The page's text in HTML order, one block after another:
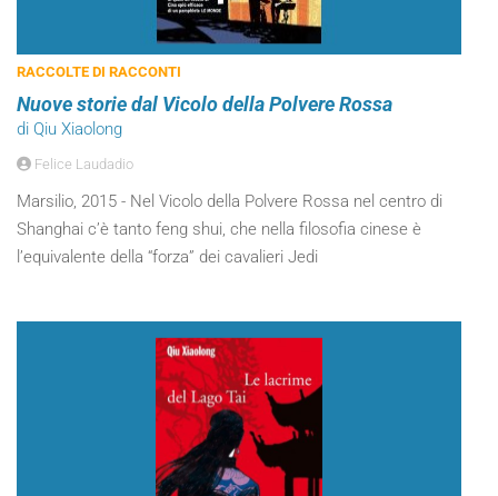
RACCOLTE DI RACCONTI
Nuove storie dal Vicolo della Polvere Rossa
di Qiu Xiaolong
Felice Laudadio
Marsilio, 2015 - Nel Vicolo della Polvere Rossa nel centro di
Shanghai c’è tanto feng shui, che nella filosofia cinese è
l’equivalente della “forza” dei cavalieri Jedi